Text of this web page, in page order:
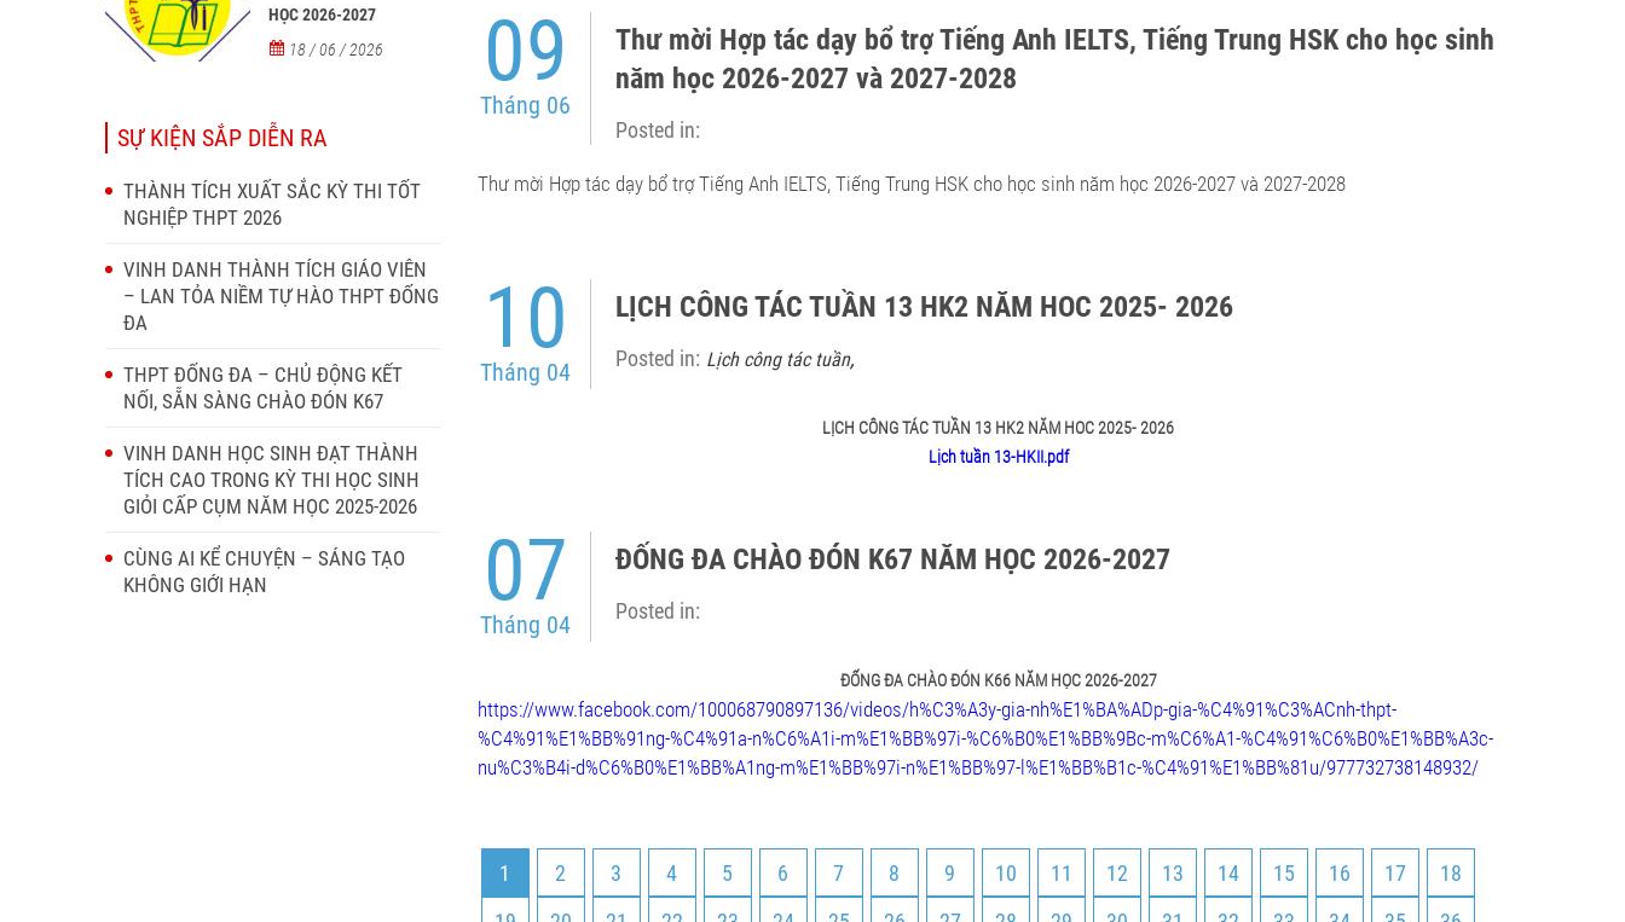
HỌC 2026-2027
18 / 06 / 2026
SỰ KIỆN SẮP DIỄN RA
THÀNH TÍCH XUẤT SẮC KỲ THI TỐT
NGHIỆP THPT 2026
VINH DANH THÀNH TÍCH GIÁO VIÊN
– LAN TỎA NIỀM TỰ HÀO THPT ĐỐNG
ĐA
THPT ĐỐNG ĐA – CHỦ ĐỘNG KẾT
NỐI, SẴN SÀNG CHÀO ĐÓN K67
VINH DANH HỌC SINH ĐẠT THÀNH
TÍCH CAO TRONG KỲ THI HỌC SINH
GIỎI CẤP CỤM NĂM HỌC 2025-2026
CÙNG AI KỂ CHUYỆN – SÁNG TẠO
KHÔNG GIỚI HẠN
09
Tháng 06
Thư mời Hợp tác dạy bổ trợ Tiếng Anh IELTS, Tiếng Trung HSK cho học sinh
năm học 2026-2027 và 2027-2028
Posted in:
Thư mời Hợp tác dạy bổ trợ Tiếng Anh IELTS, Tiếng Trung HSK cho học sinh năm học 2026-2027 và 2027-2028
10
Tháng 04
LỊCH CÔNG TÁC TUẦN 13 HK2 NĂM HOC 2025- 2026
Posted in: Lịch công tác tuần,
LỊCH CÔNG TÁC TUẦN 13 HK2 NĂM HOC 2025- 2026
Lịch tuần 13-HKII.pdf
07
Tháng 04
ĐỐNG ĐA CHÀO ĐÓN K67 NĂM HỌC 2026-2027
Posted in:
ĐỐNG ĐA CHÀO ĐÓN K66 NĂM HỌC 2026-2027
https://www.facebook.com/100068790897136/videos/h%C3%A3y-gia-nh%E1%BA%ADp-gia-%C4%91%C3%ACnh-thpt-
%C4%91%E1%BB%91ng-%C4%91a-n%C6%A1i-m%E1%BB%97i-%C6%B0%E1%BB%9Bc-m%C6%A1-%C4%91%C6%B0%E1%BB%A3c-
nu%C3%B4i-d%C6%B0%E1%BB%A1ng-m%E1%BB%97i-n%E1%BB%97-l%E1%BB%B1c-%C4%91%E1%BB%81u/977732738148932/
1 2 3 4 5 6 7 8 9 10 11 12 13 14 15 16 17
18